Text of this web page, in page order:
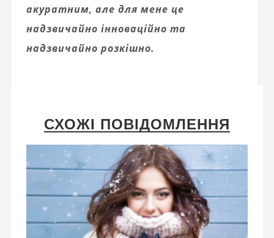
акуратним, але для мене це
надзвичайно інноваційно та
надзвичайно розкішно.
СХОЖІ ПОВІДОМЛЕННЯ